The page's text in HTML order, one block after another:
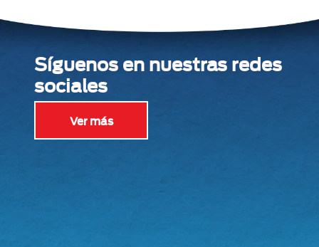
Síguenos en nuestras redes
sociales
Ver más